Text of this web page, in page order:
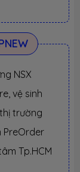
NSX
vệ sinh
trường
PreOrder
Tp.HCM